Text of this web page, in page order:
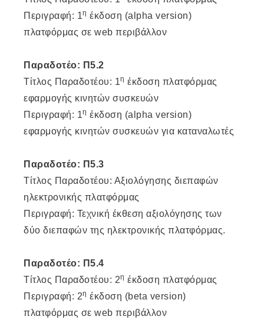
Περιγραφή: 1η έκδοση (alpha version)
πλατφόρμας σε web περιβάλλον
Παραδοτέο: Π5.2
Τίτλος Παραδοτέου: 1η έκδοση πλατφόρμας
εφαρμογής κινητών συσκευών
Περιγραφή: 1η έκδοση (alpha version)
εφαρμογής κινητών συσκευών για καταναλωτές
Παραδοτέο: Π5.3
Τίτλος Παραδοτέου: Αξιολόγησης διεπαφών
ηλεκτρονικής πλατφόρμας
Περιγραφή: Τεχνική έκθεση αξιολόγησης των
δύο διεπαφών της ηλεκτρονικής πλατφόρμας.
Παραδοτέο: Π5.4
Τίτλος Παραδοτέου: 2η έκδοση πλατφόρμας
Περιγραφή: 2η έκδοση (beta version)
πλατφόρμας σε web περιβάλλον